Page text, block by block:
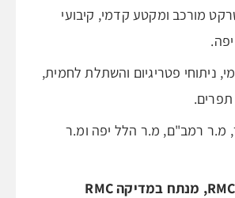
מורכב ומקטע קדמי, קיבועי
ניתוחי פטריגיום והשתלת לחמית,
מ.ר רמב"ם, מ.ר הלל יפה ומ.ר